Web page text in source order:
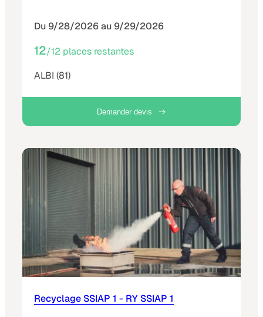
Du 9/28/2026 au 9/29/2026
12/12 places restantes
ALBI (81)
Demander devis
Recyclage SSIAP 1 - RY SSIAP 1